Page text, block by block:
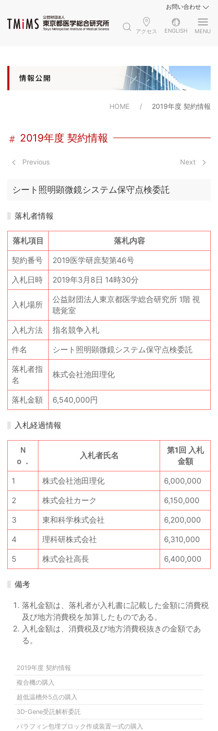
お問い合わせ
アクセス ENGLISH MENU
HOME 2019年度 契約情報
2019年度 契約情報
Previous Next
シート照明顕微鏡システム保守点検委託
落札者情報
落札項目 落札内容
契約番号 2019医学研庶契第46号
入札日時 2019年3月8日 14時30分
入札場所
公益財団法人東京都医学総合研究所 1階 視
聴覚室
入札方法 指名競争入札
件名 シート照明顕微鏡システム保守点検委託
落札者指
名
株式会社池田理化
落札金額 6,540,000円
入札経過情報
Ｎ
ｏ．
入札者氏名
第1回 入札
金額
1 株式会社池田理化 6,000,000
2 株式会社カーク 6,150,000
3 東和科学株式会社 6,200,000
4 理科研株式会社 6,310,000
5 株式会社高長 6,400,000
備考
落札金額は、落札者が入札書に記載した金額に消費税
及び地方消費税を加算したものである。
入札金額は、消費税及び地方消費税抜きの金額であ
る。
2019年度 契約情報
複合機の購入
超低温槽外5点の購入
3D-Gene受託解析委託
パラフィン包埋ブロック作成装置一式の購入